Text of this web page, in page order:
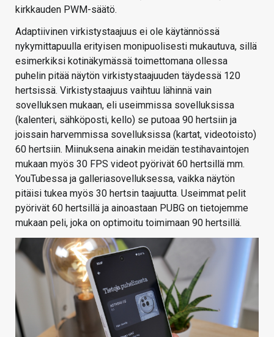
kirkkauden PWM-säätö.
Adaptiivinen virkistystaajuus ei ole käytännössä
nykymittapuulla erityisen monipuolisesti mukautuva, sillä
esimerkiksi kotinäkymässä toimettomana ollessa
puhelin pitää näytön virkistystaajuuden täydessä 120
hertsissä. Virkistystaajuus vaihtuu lähinnä vain
sovelluksen mukaan, eli useimmissa sovelluksissa
(kalenteri, sähköposti, kello) se putoaa 90 hertsiin ja
joissain harvemmissa sovelluksissa (kartat, videotoisto)
60 hertsiin. Miinuksena ainakin meidän testihavaintojen
mukaan myös 30 FPS videot pyörivät 60 hertsillä mm.
YouTubessa ja galleriasovelluksessa, vaikka näytön
pitäisi tukea myös 30 hertsin taajuutta. Useimmat pelit
pyörivät 60 hertsillä ja ainoastaan PUBG on tietojemme
mukaan peli, joka on optimoitu toimimaan 90 hertsillä.